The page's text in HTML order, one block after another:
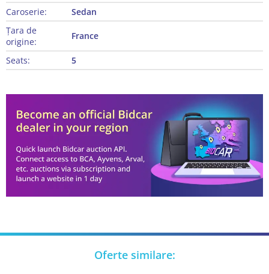
Caroserie:
Sedan
Țara de
origine:
France
Seats: 5
Oferte similare: